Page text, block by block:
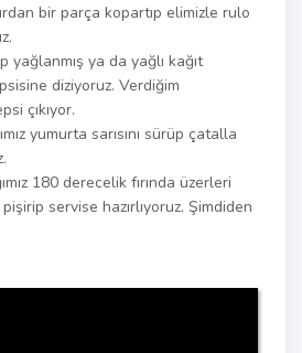
bir parça kopartıp elimizle rulo
yağlanmış ya da yağlı kağıt
diziyoruz. Verdiğim
çıkıyor.
yumurta sarısını sürüp çatalla
180 derecelik fırında üzerleri
servise hazırlıyoruz. Şimdiden